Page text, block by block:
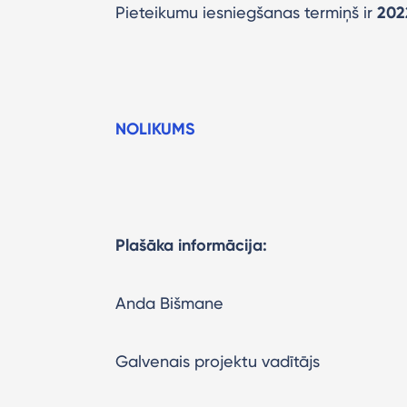
Pieteikumu iesniegšanas termiņš ir
NOLIKUMS
Plašāka informācija:
Anda Bišmane
Galvenais projektu vadītājs